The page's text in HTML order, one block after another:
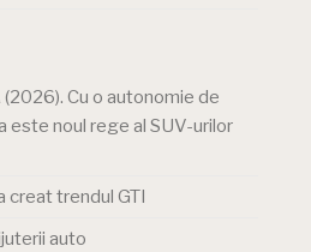
Cu o autonomie de
noul rege al SUV-urilor
creat trendul GTI
auto